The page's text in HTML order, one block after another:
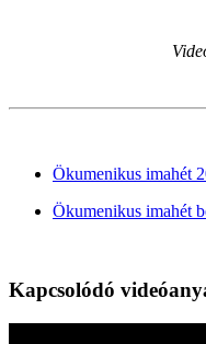
Ökumenikus imahét
Ökumenikus imahét
Kapcsolódó